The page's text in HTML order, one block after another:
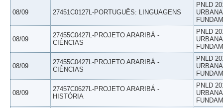
08/09 27451C0127L-PORTUGUÊS: LINGUAGENS
PNLD
08/09
27455C0427L-PROJETO ARARIBÁ -
CIÊNCIAS
PNLD
08/09
27455C0427L-PROJETO ARARIBÁ -
CIÊNCIAS
PNLD
08/09
27457C0627L-PROJETO ARARIBÁ -
HISTÓRIA
PNLD